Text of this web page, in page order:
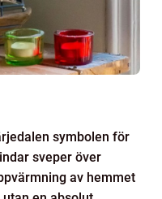
symbolen för
sveper över
av hemmet